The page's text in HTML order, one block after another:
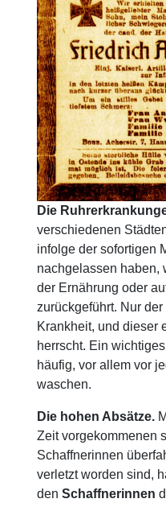
Die
verschiedenen
infolge der sofortigen
nachgelassen haben,
der Ernährung oder
zurückgeführt. Nur
Krankheit, und dieser
herrscht. Ein
häufig, vor allem vor
waschen.
Die hohen Absätze.
Zeit vorgekommenen
Schaffnerinnen
verletzt worden sind,
den Schaffnerinnen